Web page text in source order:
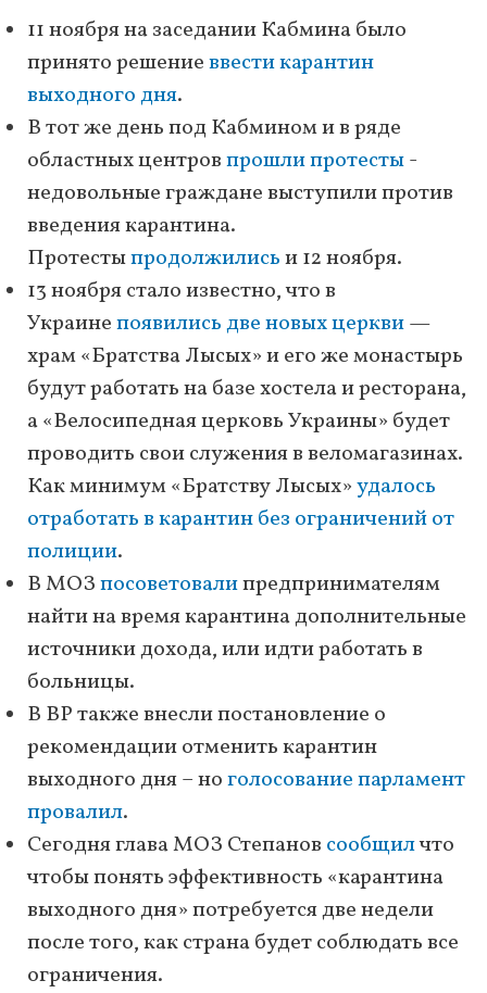
11 ноября на заседании Кабмина было
принято решениеввести карантин
выходного дня.
В тот же день под Кабмином и в ряде
областных центровпрошли протесты-
недовольные граждане выступили против
введения карантина.
Протестыпродолжилисьи 12 ноября.
13 ноября стало известно, что в
Украинепоявились две новых церкви—
храм «Братства Лысых» и его же монастырь
будут работать на базе хостела и ресторана,
а «Велосипедная церковь Украины» будет
проводить свои служения в веломагазинах.
Как минимум «Братству Лысых»удалось
отработать в карантин без ограничений от
полиции.
В МОЗпосоветовалипредпринимателям
найти на время карантина дополнительные
источники дохода, или идти работать в
больницы.
В ВР также внесли постановление о
рекомендации отменить карантин
выходного дня – ноголосование парламент
провалил.
Сегодня глава МОЗ Степанов сообщилчто
чтобы понять эффективность «карантина
выходного дня» потребуется две недели
после того, как страна будет соблюдать все
ограничения.